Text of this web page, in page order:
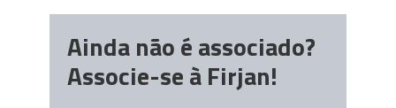
Ainda não é associado?
Associe-se à Firjan!